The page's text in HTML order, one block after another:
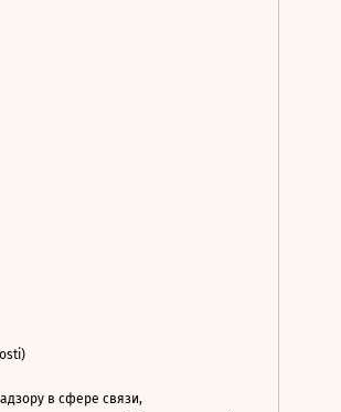
в сфере связи,